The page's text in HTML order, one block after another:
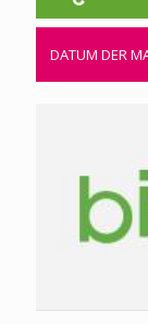
DATUM DER